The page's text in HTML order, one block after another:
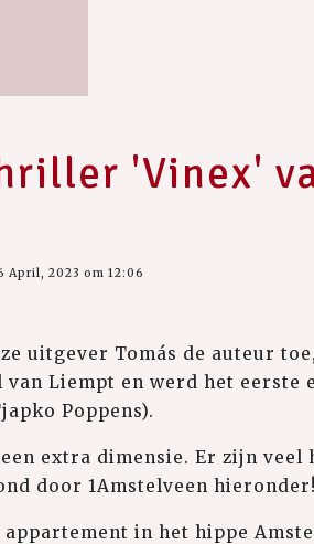
'Vinex'
April, 2023 om 12:06
uitgever Tomás de auteur
Liempt en werd het eerste
Poppens).
extra dimensie. Er zijn
door 1Amstelveen hieronder!
in het hippe